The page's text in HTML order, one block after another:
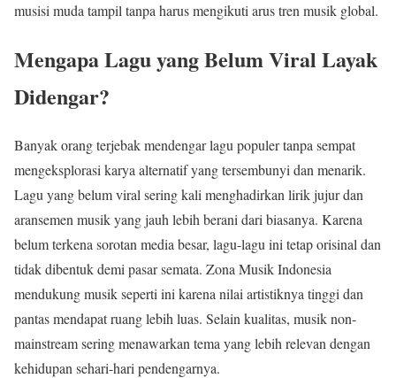
musisi muda tampil tanpa harus mengikuti arus tren musik global.
Mengapa Lagu yang Belum Viral Layak
Didengar?
Banyak orang terjebak mendengar lagu populer tanpa sempat
mengeksplorasi karya alternatif yang tersembunyi dan menarik.
Lagu yang belum viral sering kali menghadirkan lirik jujur dan
aransemen musik yang jauh lebih berani dari biasanya. Karena
belum terkena sorotan media besar, lagu-lagu ini tetap orisinal dan
tidak dibentuk demi pasar semata. Zona Musik Indonesia
mendukung musik seperti ini karena nilai artistiknya tinggi dan
pantas mendapat ruang lebih luas. Selain kualitas, musik non-
mainstream sering menawarkan tema yang lebih relevan dengan
kehidupan sehari-hari pendengarnya.